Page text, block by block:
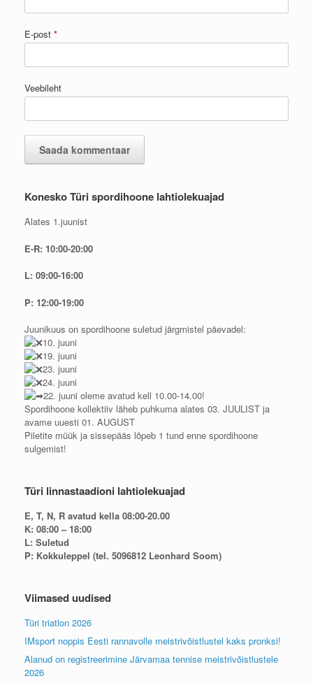
E-post *
Veebileht
Konesko Türi spordihoone lahtiolekuajad
Alates 1.juunist
E-R: 10:00-20:00
L: 09:00-16:00
P: 12:00-19:00
Juunikuus on spordihoone suletud järgmistel päevadel:
10. juuni
19. juuni
23. juuni
24. juuni
22. juuni oleme avatud kell 10.00-14.00!
Spordihoone kollektiiv läheb puhkuma alates 03. JUULIST ja
avame uuesti 01. AUGUST
Piletite müük ja sissepääs lõpeb 1 tund enne spordihoone
sulgemist!
Türi linnastaadioni lahtiolekuajad
E, T, N, R avatud kella 08:00-20.00
K: 08:00 – 18:00
L: Suletud
P: Kokkuleppel (tel. 5096812 Leonhard Soom)
Viimased uudised
Türi triatlon 2026
IMsport noppis Eesti rannavolle meistrivõistlustel kaks pronksi!
Alanud on registreerimine Järvamaa tennise meistrivõistlustele
2026